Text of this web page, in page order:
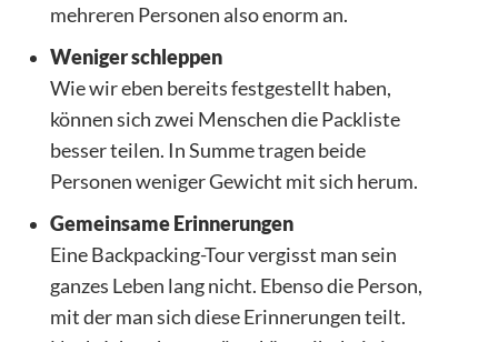
mehreren Personen also enorm an.
Weniger schleppen
Wie wir eben bereits festgestellt haben,
können sich zwei Menschen die Packliste
besser teilen. In Summe tragen beide
Personen weniger Gewicht mit sich herum.
Gemeinsame Erinnerungen
Eine Backpacking-Tour vergisst man sein
ganzes Leben lang nicht. Ebenso die Person,
mit der man sich diese Erinnerungen teilt.